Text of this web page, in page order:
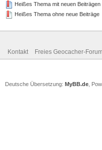
Heißes Thema mit neuen Beiträgen
Heißes Thema ohne neue Beiträge
Kontakt Freies Geocacher-
Deutsche Übersetzung: MyBB.de ,